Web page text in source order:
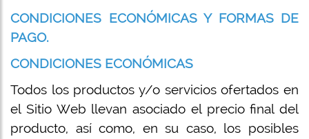
CONDICIONES ECONÓMICAS Y FORMAS DE
PAGO.
CONDICIONES ECONÓMICAS
Todos los productos y/o servicios ofertados en
el Sitio Web llevan asociado el precio final del
producto, así como, en su caso, los posibles